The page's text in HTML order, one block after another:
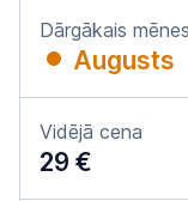
Dārgākais
Augusts
Vidējā cena
29 €